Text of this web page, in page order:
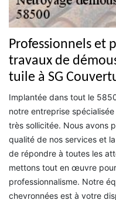
Professionnels et
travaux de
tuile à SG
Implantée dans tout le
notre entreprise
très sollicitée. Nous avons
qualité de nos services et
de répondre à toutes les
mettons tout en œuvre
professionnalisme. Notre
chevronnées est à votre